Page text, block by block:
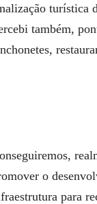
turística
também,
o
para